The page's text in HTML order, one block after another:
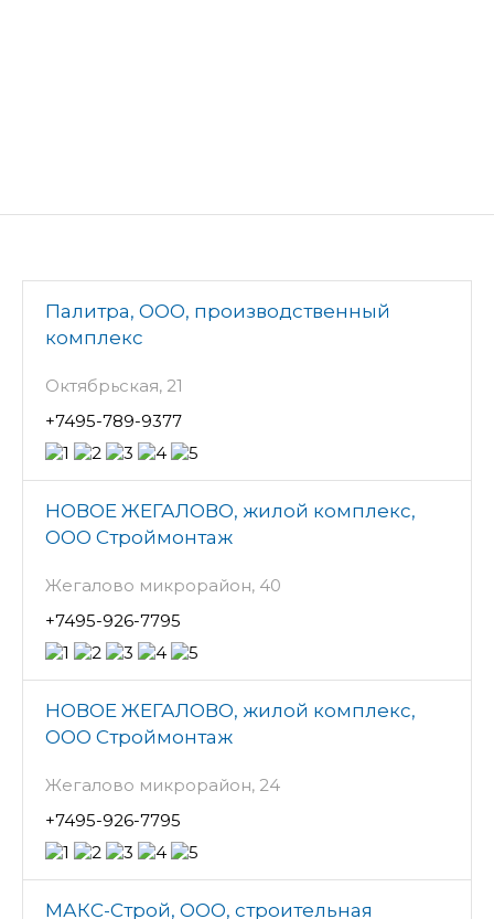
Палитра, ООО, производственный
комплекс
Октябрьская, 21
+7495-789-9377
НОВОЕ ЖЕГАЛОВО, жилой комплекс,
ООО Строймонтаж
Жегалово микрорайон, 40
+7495-926-7795
НОВОЕ ЖЕГАЛОВО, жилой комплекс,
ООО Строймонтаж
Жегалово микрорайон, 24
+7495-926-7795
МАКС-Строй, ООО, строительная